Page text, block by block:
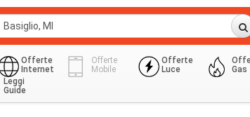
Offerte
Internet
Offerte
Mobile
Offerte
Luce
Gas
Leggi
Guide